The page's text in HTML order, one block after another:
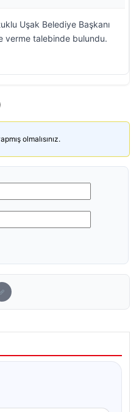
Uşak Belediye Başkanı
verme talebinde bulundu.
olmalısınız.